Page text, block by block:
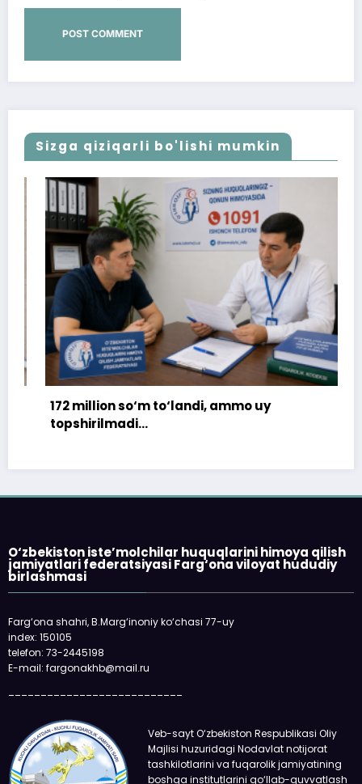
Sizga qiziqarli bo'lishi mumkin
172 million so‘m to‘landi, ammo uy
topshirilmadi…
O‘zbekiston iste’molchilar huquqlarini himoya qilish
jamiyatlari federatsiyasi Farg‘ona viloyat hududiy
birlashmasi
Farg‘ona shahri, B.Marg‘inoniy ko‘chasi 77-uy
index: 150105
telefon: 73-2445198
E-mail: fargonakhb@mail.ru
Veb-sayt O‘zbekiston Respublikasi Oliy
Majlisi huzuridagi Nodavlat notijorat
tashkilotlarini va fuqarolik jamiyatining
boshqa institutlarini qo‘llab-quvvatlash